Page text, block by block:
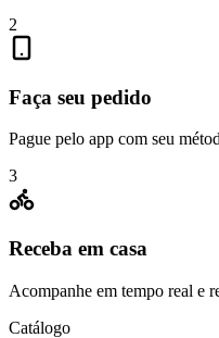
2
Faça seu pedido
Pague pelo app com seu
3
Receba em casa
Acompanhe em tempo real e
Catálogo